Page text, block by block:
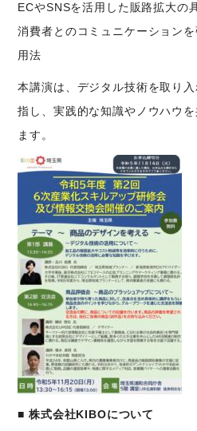
ECやSNSを活用した販路拡大の
消費者とのコミュニケーション
用法
本講演は、デジタル技術を取り
指し、実践的な知識やノウハウ
ます。
■ 株式会社KIBOについて